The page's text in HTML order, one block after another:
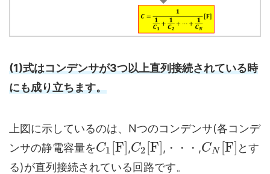
(1)式はコンデンサが3つ以上直列接続されている時
にも成り立ちます。
上図に示しているのは、Nつのコンデンサ(各コンデ
ンサの静電容量をC1 [F] ,C2 [F] ,・・・,CN [F] とす
る)が直列接続されている回路です。